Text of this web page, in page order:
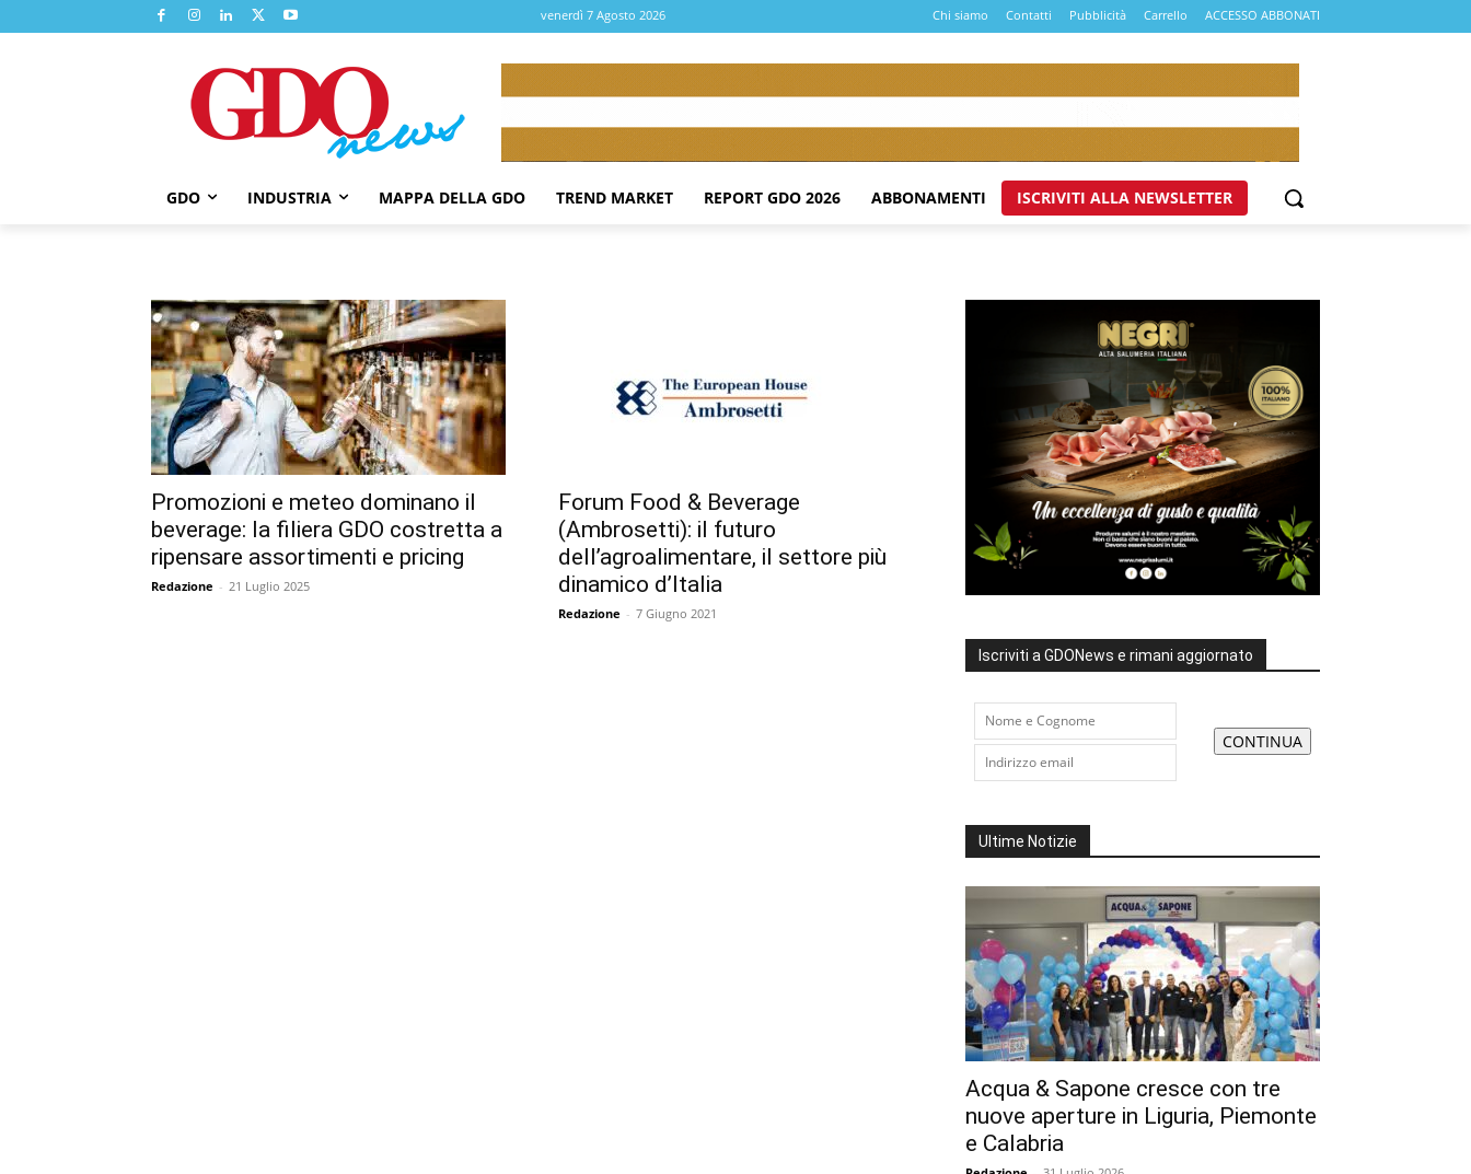
venerdì 7 Agosto 2026 Chi siamo Contatti Pubblicità Carrello ACCESSO ABBONATI
GDO INDUSTRIA MAPPA DELLA GDO TREND MARKET REPORT GDO 2026 ABBONAMENTI ISCRIVITI ALLA NEWSLETTER
Promozioni e meteo dominano il
beverage: la filiera GDO costretta a
ripensare assortimenti e pricing
Redazione - 21 Luglio 2025
Forum Food & Beverage
(Ambrosetti): il futuro
dell’agroalimentare, il settore più
dinamico d’Italia
Redazione - 7 Giugno 2021
Iscriviti a GDONews e rimani aggiornato
Ultime Notizie
Acqua & Sapone cresce con tre
nuove aperture in Liguria, Piemonte
e Calabria